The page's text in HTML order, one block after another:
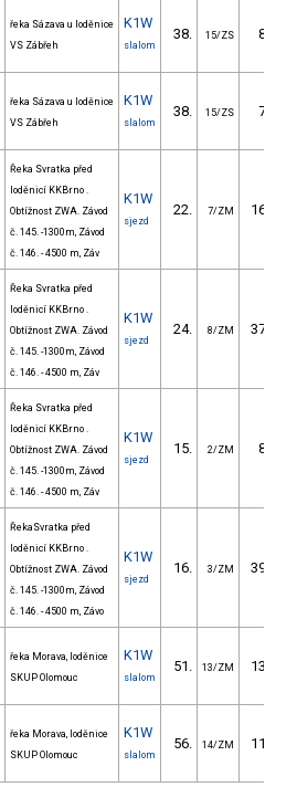
řeka Sázava u loděnice
VS Zábřeh
K1W
slalom
38. 15/ZS 85.50
řeka Sázava u loděnice
VS Zábřeh
K1W
slalom
38. 15/ZS 77.80
Řeka Svratka před
loděnicí KKBrno .
Obtížnost ZWA. Závod
č. 145. -1300m, Závod
č. 146. - 4500 m, Záv
K1W
sjezd
22. 7/ZM 164.30
Řeka Svratka před
loděnicí KKBrno .
Obtížnost ZWA. Závod
č. 145. -1300m, Závod
č. 146. - 4500 m, Záv
K1W
sjezd
24. 8/ZM 376.90
Řeka Svratka před
loděnicí KKBrno .
Obtížnost ZWA. Závod
č. 145. -1300m, Závod
č. 146. - 4500 m, Záv
K1W
sjezd
15. 2/ZM 87.00
ŘekaSvratka před
loděnicí KKBrno .
Obtížnost ZWA. Závod
č. 145. -1300m, Závod
č. 146. - 4500 m, Závo
K1W
sjezd
16. 3/ZM 393.80
řeka Morava, loděnice
SKUP Olomouc
K1W
slalom
51. 13/ZM 137.30
řeka Morava, loděnice
SKUP Olomouc
K1W
slalom
56. 14/ZM 112.10